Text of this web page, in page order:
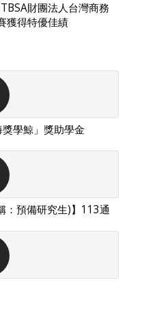
財團法人台灣商務
獲得特優佳績
學鯨」獎助學金
：預備研究生)】113通